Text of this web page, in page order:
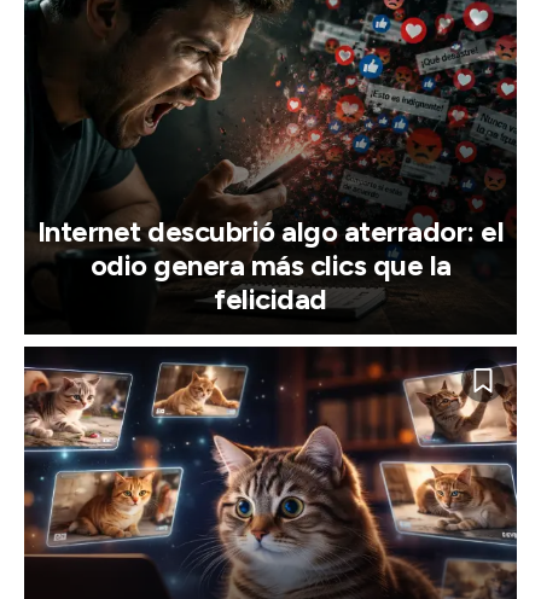
Internet descubrió algo aterrador: el
odio genera más clics que la
felicidad